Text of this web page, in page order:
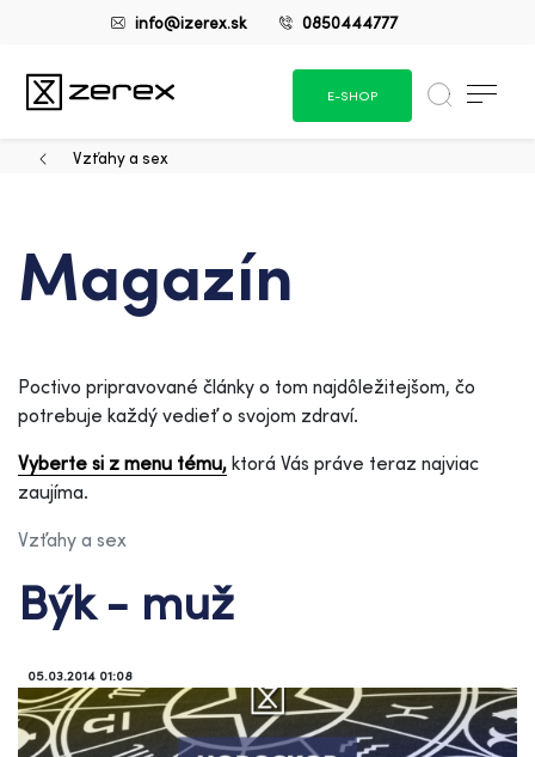
info@izerex.sk 0850444777
E-SHOP
Vzťahy a sex
Magazín
Poctivo pripravované články o tom najdôležitejšom, čo
potrebuje každý vedieť o svojom zdraví.
Vyberte si z menu tému, ktorá Vás práve teraz najviac
zaujíma.
Vzťahy a sex
Býk - muž
05.03.2014 01:08